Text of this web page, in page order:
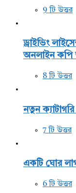
9 টি উত্তর
ড্রাইভিং
অনলাইন কপি
8 টি উত্তর
নতুন
7 টি উত্তর
একটি ঘোর
6 টি উত্তর